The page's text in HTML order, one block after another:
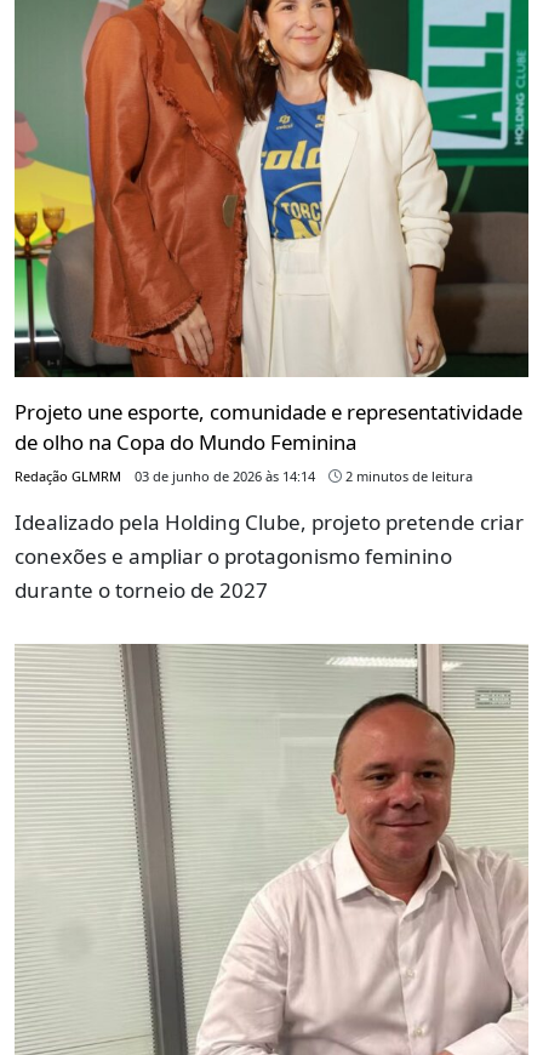
Projeto une esporte, comunidade e representatividade
de olho na Copa do Mundo Feminina
Redação GLMRM 03 de junho de 2026 às 14:14 2 minutos de leitura
Idealizado pela Holding Clube, projeto pretende criar
conexões e ampliar o protagonismo feminino
durante o torneio de 2027